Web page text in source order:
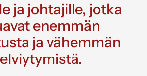
ja johtajille, jotka
enemmän
ja vähemmän